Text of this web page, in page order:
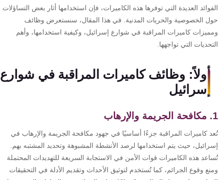
العديدة التي توفرها هذه الكاميرات، فإن استخدامها أثار بعض التساؤلات
الخصوصية والحريات المدنية. في هذا المقال، سنستعرض وظائف
كاميرات المراقبة في شوارع إسرائيل، وكيفية استخدامها، وأهم
التي تواجهها.
أولاً: وظائف كاميرات المراقبة في شوارع
إسرائيل
كاميرات المراقبة جزءًا أساسيًا في جهود مكافحة الجريمة والإرهاب في
حيث يتم استخدامها لرصد الأنشطة المشبوهة وتحديد المشتبه بهم.
هذه الكاميرات قوات الأمن في الاستجابة السريعة للتهديدات المحتملة
وقوع الجرائم، كما تُستخدم لتوثيق الأحداث وتقديم الأدلة في التحقيقات
والمصانع
جهاز
بصمة
والانصراف
شبكات
المحمول
والانترنت
انتركم